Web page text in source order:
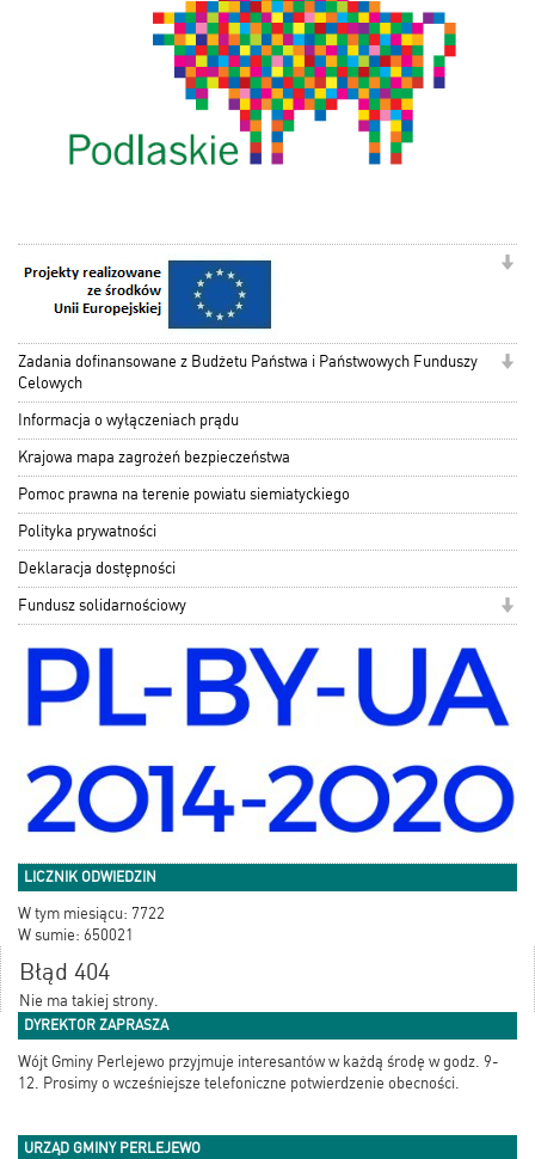
Zadania dofinansowane z Budżetu Państwa i Państwowych Funduszy
Celowych
Informacja o wyłączeniach prądu
Krajowa mapa zagrożeń bezpieczeństwa
Pomoc prawna na terenie powiatu siemiatyckiego
Polityka prywatności
Deklaracja dostępności
Fundusz solidarnościowy
LICZNIK ODWIEDZIN
W tym miesiącu: 7722
W sumie: 650021
Błąd 404
Nie ma takiej strony.
DYREKTOR ZAPRASZA
Wójt Gminy Perlejewo przyjmuje interesantów w każdą środę w godz. 9-
12. Prosimy o wcześniejsze telefoniczne potwierdzenie obecności.
URZĄD GMINY PERLEJEWO